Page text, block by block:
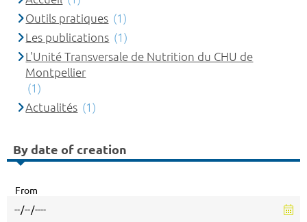
Outils pratiques (1)
Les publications (1)
L'Unité Transversale de Nutrition du CHU de
Montpellier
(1)
Actualités (1)
By date of creation
From